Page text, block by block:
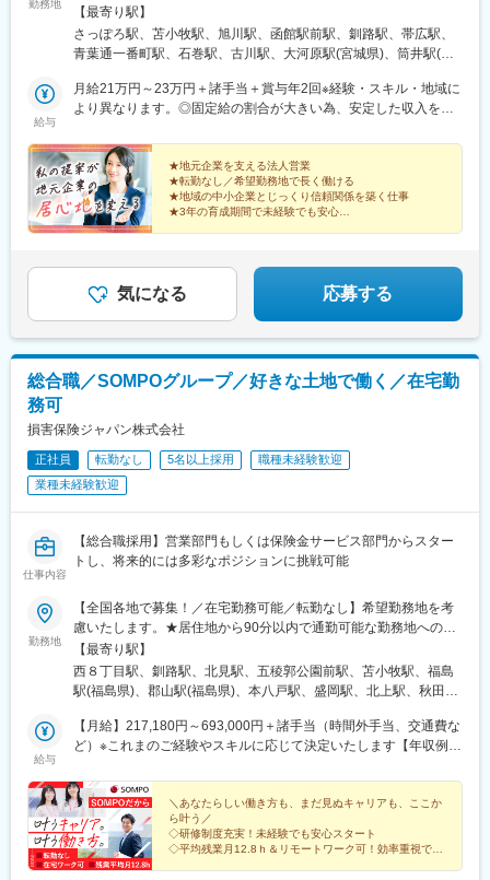
名張駅、長浜駅、南彦根駅、南草津駅、近江八幡駅、錦駅、丹波
口駅、淀駅、六地蔵駅(京阪線)、千代川駅、福知山駅、西舞鶴駅、
学研奈良登美ケ丘駅、新大宮駅、大和八木駅、摂津富田駅、星ケ
丘駅(大阪府)、箕面萱野駅、鶴見緑地駅、今宮戎駅、なかもず駅、
萩原天神駅、和泉中央駅、長滝駅、宮前駅、六十谷駅、滝野駅、
尾上の松駅、西宮北口駅、神戸駅(兵庫県)、飾磨駅、京口駅、伊丹
駅(広島県)、東津山駅、鳥取駅、東山公園駅(鳥取県)、松江駅、高
浜駅(島根県)、文化の森駅、教会前駅、伏石駅、宇多津駅、伊予和
気駅、古泉駅、新居浜駅、岩国駅、下松駅(山口県)、徳山駅、山口
駅(山口県)、居能駅、新下関駅、本城駅、西小倉駅、室見駅、香椎
宮前駅、茶山駅(福岡県)、大野城駅、久留米駅、五郎丸駅、福間
尾駅(熊本県)、原水駅、新八代駅、佐賀駅、鍋島駅、日宇駅、高田
駅(長崎県)、宮崎神宮駅、隼人駅、鴨池駅、隈之城駅、新越谷駅、
船橋駅、下総中山駅、市場前駅、上井草駅、亀戸駅、高松駅(東京
都)、青井駅、大久保駅(東京都)、新百合ケ丘駅、平沼橋駅、川崎
新町駅、海老名駅(相模線)、岩村田駅、亀島駅、熱田神宮西駅、可
児駅、泊駅(三重県)、六地蔵駅(京都市営)、八木西口駅、富田駅(大
阪府)、恵美須町駅、中百舌鳥駅、阪神国道駅、ハーバーランド
駅、坪井川公園駅、京成船橋駅、豊洲駅、泉体育館駅、東新宿
駅、戸部駅、西高蔵駅、六地蔵駅(奈良線)、畝傍駅、大国町駅、白
鷺駅、高速神戸駅、西鉄千早駅、打越駅
勤務地
♪◎U・Iターンも大歓迎【受動喫煙対策：あり／屋内全面禁煙】就
業場所における受動喫煙防止のための取り組みとして、本社・支
社ともに完全禁煙としています＼子育て・家庭との両立を本気で
るみん」認定企業★10年連続で「健康経営優良法人（ホワイト
500）」に認定★原則定時（17時）退社（残業月平均10時間未
取得可能★産休・育休取得率100％★通院休暇・子の看護等休暇
もあり★婦人科・小児科オンライン相談窓口あり
【最寄り駅】
さっぽろ駅、苫小牧駅、旭川駅、函館駅前駅、釧路駅、帯広駅、
青葉通一番町駅、石巻駅、古川駅、大河原駅(宮城県)、筒井駅(青
山形駅、鶴岡駅、南米沢駅、郡山駅(福島県)、いわき駅、会津若松
駅、福島駅(福島県)、原ノ町駅、甲府駅、宇都宮駅、足利市駅、小
駅、松本駅、鼎駅、茅野駅、伊那北駅、市役所前駅(長野県)、上田
駅、新潟駅、北三条駅、長岡駅、高田駅(新潟県)、日吉町駅、新富
士駅(静岡県)、沼津駅、第一通り駅、掛川駅、あすなろう四日市
駅、西桑名駅、山田上口駅、津駅、岐阜駅、大垣駅、多治見駅、
北鉄金沢駅、小松駅、七尾駅、桜橋駅(富山県)、広小路駅(富山
駅、新大宮駅、八木西口駅、烏丸御池駅、寺田駅(京都府)、西舞鶴
駅、草津駅(滋賀県)、大津駅、旧居留地・大丸前駅、西宮北口駅、
徳島駅、高知駅前駅、松山市駅、今治駅、桜町駅(長崎県)、本諫早
駅、佐世保駅、霊丘公園体育館駅、佐賀駅、唐津駅、新鳥栖駅、
駅、高見馬場駅、志布志駅、大分駅、中津駅(大分県)、宮崎駅、西
都城駅、延岡駅、札幌駅、函館駅、広瀬通駅、曽根田駅、足利
駅、西松本駅、長野駅、静岡駅、遠州病院駅、近鉄四日市駅、桑
名駅、名鉄岐阜駅、荒町駅(富山県)、急患医療センター前駅、新魚
駅、博労町駅、電鉄出雲市駅、城下駅(岡山県)、倉敷駅、瓦町駅、
眉山ロープウェイ山麓駅、高知駅、市役所前駅(愛媛県)、市役所駅
所前駅(北海道)、大町西公園駅、新静岡駅、新浜松駅、電気ビル前
駅、志貴野中学校前駅、電鉄魚津駅、赤十字前駅、大和八木駅、
烏丸駅、びわ湖浜大津駅、みなと元町駅、西新町駅、稲荷町駅(広
島県)、郵便局前駅、高松築港駅、高知橋駅、めがね橋駅、九品寺
交差点駅、加治屋町駅
給与
月給21万円～23万円＋諸手当＋賞与年2回※経験・スキル・地域に
より異なります。◎固定給の割合が大きい為、安定した収入を得
叶います◎平均月給46.7万円（2024年度実績）
★地元企業を支える法人営業
★転勤なし／希望勤務地で長く働ける
★地域の中小企業とじっくり信頼関係を築く仕事
★3年の育成期間で未経験でも安心
気になる 応募する
総合職／SOMPOグループ／好きな土地で働く／在宅勤
務可
損害保険ジャパン株式会社
正社員 転勤なし 5名以上採用
職種未経験歓迎
業種未経験歓迎
仕事内容
【総合職採用】営業部門もしくは保険金サービス部門からスター
トし、将来的には多彩なポジションに挑戦可能
勤務地
【全国各地で募集！／在宅勤務可能／転勤なし】希望勤務地を考
慮いたします。★居住地から90分以内で通勤可能な勤務地への配
属★★リモートワーク可★※頻度は事業所により異なります＜勤務
地域＞※具体的な勤務地は、勤務地一覧をご確認ください。【営業
部門】北海道、青森県、岩手県、秋田県、宮城県、山形県、福島
県、山梨県、静岡県、愛知県、岐阜県、新潟県、長野県、富山
県、福井県、大阪府、兵庫県、京都府、滋賀県、奈良県、和歌山
県、宮崎県、沖縄県【保険金サービス部門】北海道、青森県、岩
手県、秋田県、宮城県、山形県、福島県、茨城県、東京都、神奈
川県、埼玉県、千葉県、山梨県、静岡県、愛知県、新潟県、長野
県、石川県、富山県、大阪府、兵庫県、京都府、滋賀県、奈良
県、香川県、徳島県、愛媛県、高知県、福岡県、宮崎県、鹿児島
【最寄り駅】
西８丁目駅、釧路駅、北見駅、五稜郭公園前駅、苫小牧駅、福島
駅(福島県)、郡山駅(福島県)、本八戸駅、盛岡駅、北上駅、秋田
町駅、会津若松駅、いわき駅、中野駅(東京都)、日本橋駅(東京
都)、立川北駅、府中駅(東京都)、吉祥寺駅、京王八王子駅、大宮
駅、柏駅、成田駅、元町・中華街駅、みなとみらい駅、海老名駅
(相鉄・小田急)、石上駅、土浦駅、宇都宮駅、中央前橋駅、甲府
駅、河口湖駅、新静岡駅、沼津駅、新浜松駅、久屋大通駅、伏見
駅(愛知県)、豊橋駅、東岡崎駅、安城駅、美濃太田駅、名鉄岐阜
駅、大垣駅、長岡駅、高田駅(新潟県)、新潟駅、権堂駅、西松本
給与
【月給】217,180円～693,000円＋諸手当（時間外手当、交通費な
ど）※これまのご経験やスキルに応じて決定いたします【年収例】
＼あなたらしい働き方も、まだ見ぬキャリアも、ここか
ら叶う／
◇研修制度充実！未経験でも安心スタート
◇平均残業月12.8ｈ＆リモートワーク可！効率重視で働